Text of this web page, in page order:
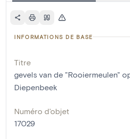
INFORMATIONS DE BASE
Titre
gevels van de "Rooiermeulen"
Diepenbeek
Numéro d'objet
17029